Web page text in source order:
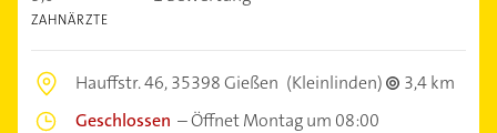
ZAHNÄRZTE
Hauffstr. 46,35398 Gießen (Kleinlinden)
3,4 km
Geschlossen –Öffnet Montag um 08:00